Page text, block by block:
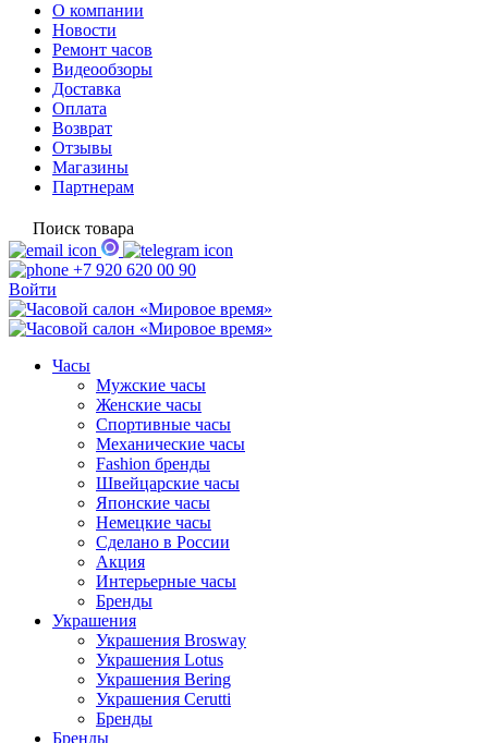
О компании
Новости
Ремонт часов
Видеообзоры
Доставка
Оплата
Возврат
Отзывы
Магазины
Партнерам
Поиск товара
+7 920 620 00 90
Войти
Часы
Мужские часы
Женские часы
Спортивные часы
Механические часы
Fashion бренды
Швейцарские часы
Японские часы
Немецкие часы
Сделано в России
Акция
Интерьерные часы
Бренды
Украшения
Украшения Brosway
Украшения Lotus
Украшения Bering
Украшения Cerutti
Бренды
Бренды